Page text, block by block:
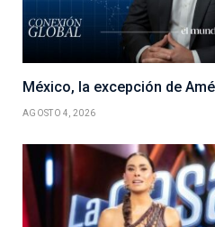
México, la excepción de
AGOSTO 4, 2026